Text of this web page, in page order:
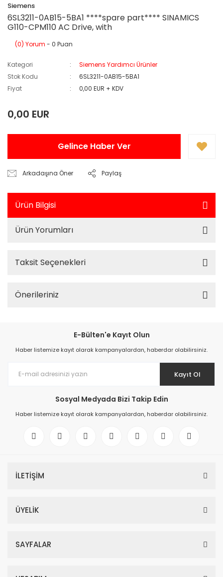
Siemens
6SL3211-0AB15-5BA1 ****spare part**** SINAMICS
G110-CPM110 AC Drive, with
(0) Yorum - 0 Puan
Kategori
Siemens Yardımcı Ürünler
Stok Kodu
6SL3211-0AB15-5BA1
Fiyat
0,00 EUR + KDV
0,00 EUR
Gelince Haber Ver
Arkadaşına Öner Paylaş
Ürün Bilgisi
Ürün Yorumları
Taksit Seçenekleri
Önerileriniz
E-Bülten'e Kayıt Olun
Haber listemize kayıt olarak kampanyalardan, haberdar olabilirsiniz.
Kayıt Ol
Sosyal Medyada Bizi Takip Edin
Haber listemize kayıt olarak kampanyalardan, haberdar olabilirsiniz.
İLETİŞİM
ÜYELİK
SAYFALAR